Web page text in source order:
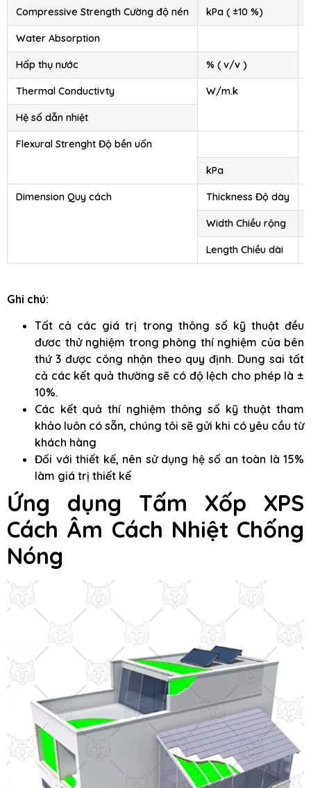
Compressive Strength Cường độ nén kPa ( ±10 %)
Water Absorption
Hấp thụ nước % ( v/v )
Thermal Conductivty W/m.k
Hệ số dẫn nhiệt
Flexural Strenght Độ bền uốn
kPa
Dimension Quy cách Thickness Độ dày
Width Chiều rộng
Length Chiều dài
Ghi chú:
Tất cả các giá trị trong thông số kỹ thuật đều
đươc thử nghiệm trong phòng thí nghiệm của bên
thứ 3 được công nhận theo quy định. Dung sai tất
cả các kết quả thường sẽ có độ lệch cho phép là ±
10%.
Các kết quả thí nghiệm thông số kỹ thuật tham
khảo luôn có sẵn, chúng tôi sẽ gửi khi có yêu cầu từ
khách hàng
Đối với thiết kế, nên sử dụng hệ số an toàn là 15%
làm giá trị thiết kế
Ứng dụng Tấm Xốp XPS
Cách Âm Cách Nhiệt Chống
Nóng